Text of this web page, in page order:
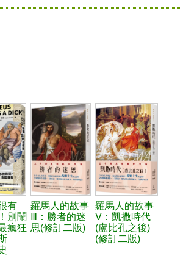
有
別鬧
瘋狂
羅馬人的故事
Ⅲ：勝者的迷
思(修訂二版)
羅馬人的故事
Ⅴ：凱撒時代
(盧比孔之後)
(修訂二版)